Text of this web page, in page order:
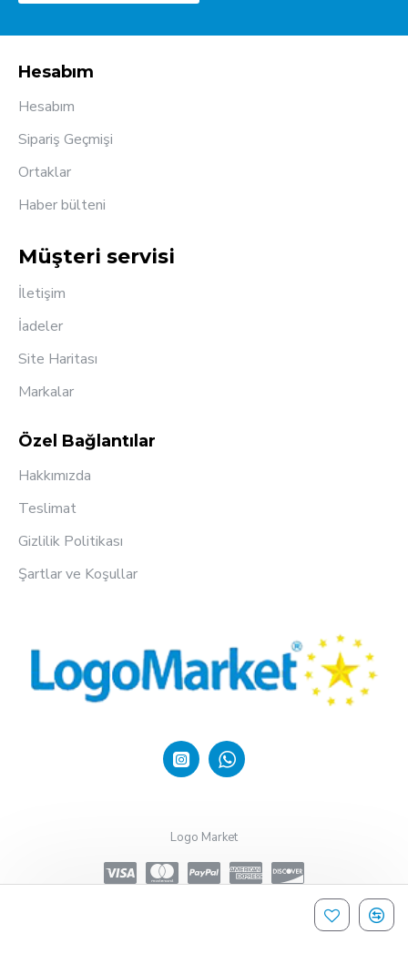
Hesabım
Hesabım
Sipariş Geçmişi
Ortaklar
Haber bülteni
Müşteri servisi
İletişim
İadeler
Site Haritası
Markalar
Özel Bağlantılar
Hakkımızda
Teslimat
Gizlilik Politikası
Şartlar ve Koşullar
Logo Market
Design, Hosting & Support By Shopgez.com